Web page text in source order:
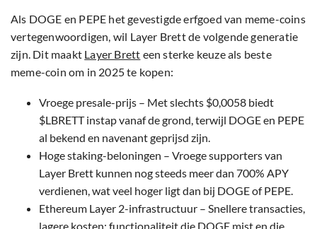
Als DOGE en PEPE het gevestigde erfgoed van meme-coins
vertegenwoordigen, wil Layer Brett de volgende generatie
zijn. Dit maakt Layer Brett een sterke keuze als beste
meme-coin om in 2025 te kopen:
Vroege presale-prijs – Met slechts $0,0058 biedt
$LBRETT instap vanaf de grond, terwijl DOGE en PEPE
al bekend en navenant geprijsd zijn.
Hoge staking-beloningen – Vroege supporters van
Layer Brett kunnen nog steeds meer dan 700% APY
verdienen, wat veel hoger ligt dan bij DOGE of PEPE.
Ethereum Layer 2-infrastructuur – Snellere transacties,
lagere kosten: functionaliteit die DOGE mist en die